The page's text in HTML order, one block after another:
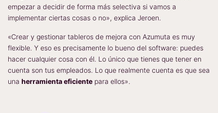
empezar a decidir de forma más selectiva si vamos a
implementar ciertas cosas o no», explica Jeroen.
«Crear y gestionar tableros de mejora con Azumuta es muy
flexible. Y eso es precisamente lo bueno del software: puedes
hacer cualquier cosa con él. Lo único que tienes que tener en
cuenta son tus empleados. Lo que realmente cuenta es que sea
una herramienta eficiente para ellos».